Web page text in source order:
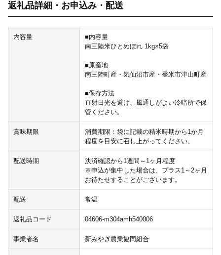
返礼品詳細・お申込み・配送
内容量
■内容量
南三陸米ひとめぼれ 1kg×5袋
■原産地
南三陸町産・気仙沼市産・登米市津山町産
■保存方法
直射日光を避け、風通しがよい冷暗所で保
管ください。
賞味期限
消費期限：袋に記載の精米時期から1か月
程度を目安に召し上がってください。
配送時期
決済確認から1週間～1ヶ月程度
※申込が集中した場合は、プラス1～2ヶ月
お待たせすることがございます。
配送 常温
返礼品コード 04606-m304amh540006
事業者名 新みやぎ農業協同組合